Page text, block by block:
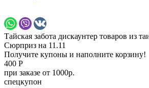
Тайская забота дискаунтер товаров из
Сюрприз на 11.11
Получите купоны и наполните корзину!
400 Р
при заказе от 1000р.
спецкупон